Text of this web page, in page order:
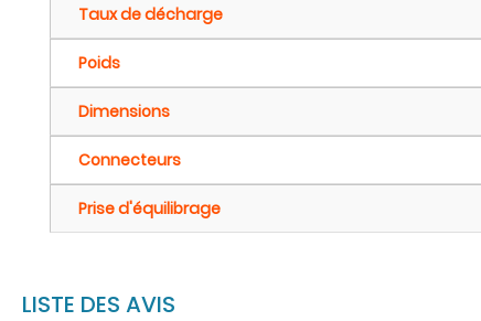
Taux de décharge
Poids
Dimensions
Connecteurs
Prise d'équilibrage
LISTE DES AVIS